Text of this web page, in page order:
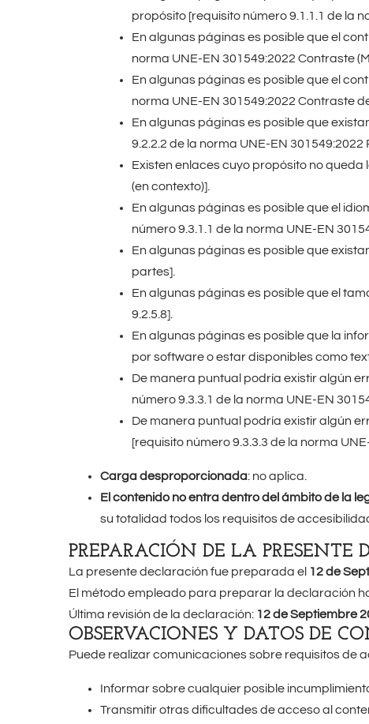
propósito [requisito número 9.1.1.1 de la
En algunas páginas es posible que el
norma UNE-EN 301549:2022 Contraste
En algunas páginas es posible que el
norma UNE-EN 301549:2022 Contraste
En algunas páginas es posible que
9.2.2.2 de la norma UNE-EN
Existen enlaces cuyo propósito no queda
(en contexto)].
En algunas páginas es posible que el
número 9.3.1.1 de la norma UNE-EN
En algunas páginas es posible que
partes].
En algunas páginas es posible que el
9.2.5.8].
En algunas páginas es posible que la
por software o estar disponibles como
De manera puntual podría existir algún
número 9.3.3.1 de la norma UNE-EN
De manera puntual podría existir algún
[requisito número 9.3.3.3 de la norma
Carga desproporcionada: no aplica.
El contenido no entra dentro del ámbito de la
su totalidad todos los requisitos de
PREPARACIÓN DE LA PRESENTE
La presente declaración fue preparada el 12 de
El método empleado para preparar la declaración
Última revisión de la declaración: 12 de Septiembre
OBSERVACIONES Y DATOS DE
Puede realizar comunicaciones sobre requisitos de
Informar sobre cualquier posible
Transmitir otras dificultades de acceso al